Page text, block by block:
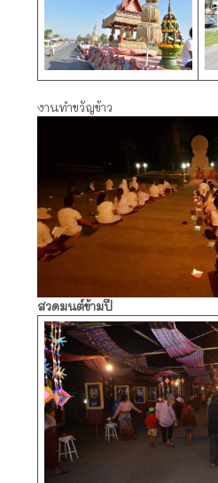
งานทำขวัญข้าว
สวดมนต์ข้ามปี
สวดมนต์ข้ามปี